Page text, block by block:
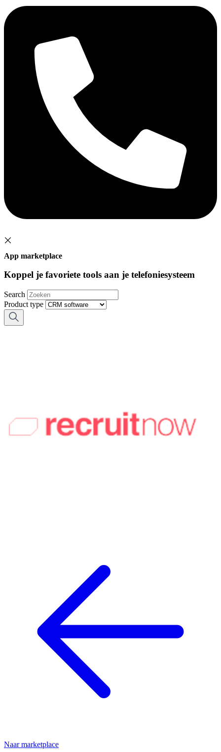
App marketplace
Koppel je favoriete tools aan je telefoniesysteem
Search
Product type
Naar marketplace